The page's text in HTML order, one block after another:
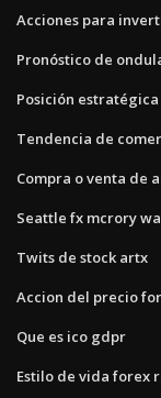
Acciones para
Pronóstico de
Posición
Tendencia de
Compra o venta de
Seattle fx mcrory
Twits de stock artx
Accion del precio
Que es ico gdpr
Estilo de vida forex